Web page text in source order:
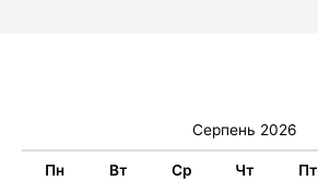
Серпень 2026
Пн Вт Ср Чт Пт